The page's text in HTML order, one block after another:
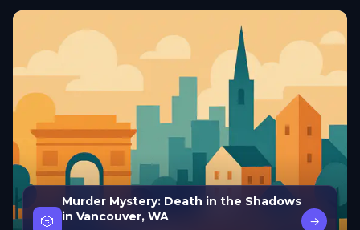
🎲
Murder Mystery: Death in the Shadows
in Vancouver, WA
→